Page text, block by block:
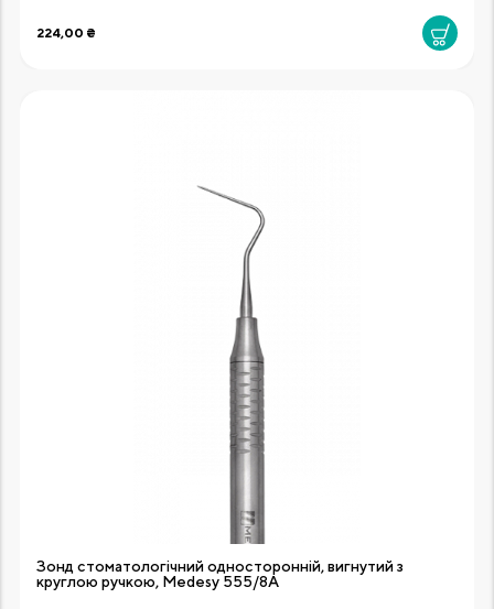
224,00 ₴
Зонд стоматологічний односторонній, вигнутий з
круглою ручкою, Medesy 555/8A